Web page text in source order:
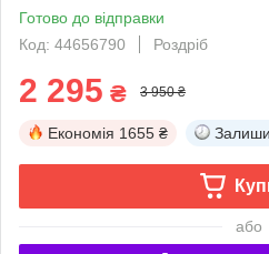
Готово до відправки
Код: 44656790
Роздріб
2 295 ₴ 3 950 ₴
Економія 1655 ₴
або